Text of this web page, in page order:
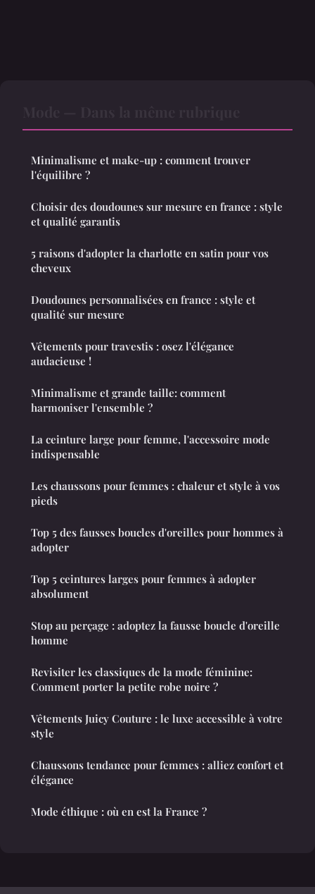
Minimalisme et make-up : comment trouver
l'équilibre ?
Choisir des doudounes sur mesure en france : style
et qualité garantis
5 raisons d'adopter la charlotte en satin pour vos
cheveux
Doudounes personnalisées en france : style et
qualité sur mesure
Vêtements pour travestis : osez l'élégance
audacieuse !
Minimalisme et grande taille: comment
harmoniser l'ensemble ?
La ceinture large pour femme, l'accessoire mode
indispensable
Les chaussons pour femmes : chaleur et style à vos
pieds
Top 5 des fausses boucles d'oreilles pour hommes à
adopter
Top 5 ceintures larges pour femmes à adopter
absolument
Stop au perçage : adoptez la fausse boucle d'oreille
homme
Revisiter les classiques de la mode féminine:
Comment porter la petite robe noire ?
Vêtements Juicy Couture : le luxe accessible à votre
style
Chaussons tendance pour femmes : alliez confort et
élégance
Mode éthique : où en est la France ?